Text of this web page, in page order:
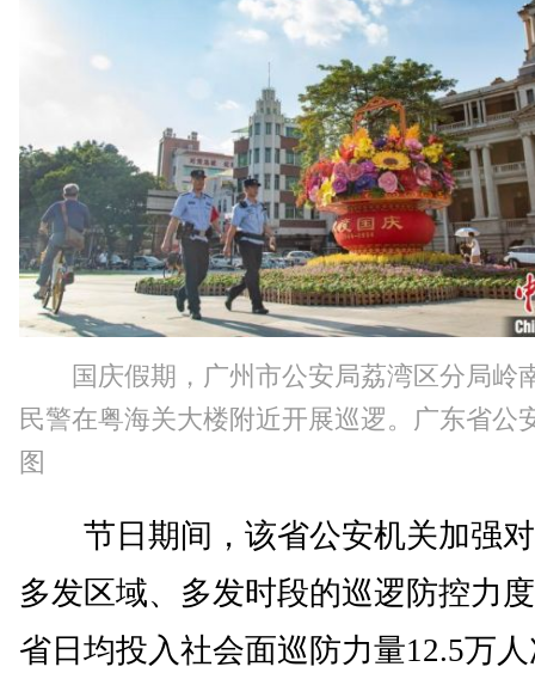
国庆假期，广州市公安局荔湾区分局岭
民警在粤海关大楼附近开展巡逻。广东省公
图
节日期间，该省公安机关加强
多发区域、多发时段的巡逻防控力
省日均投入社会面巡防力量12.5万